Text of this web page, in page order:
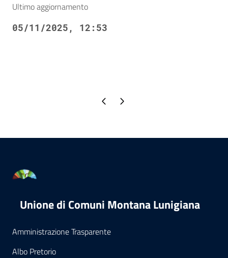
Ultimo aggiornamento
05/11/2025, 12:53
Pagina precedente
Pagina successiva
Unione di Comuni Montana Lunigiana
Amministrazione Trasparente
Albo Pretorio